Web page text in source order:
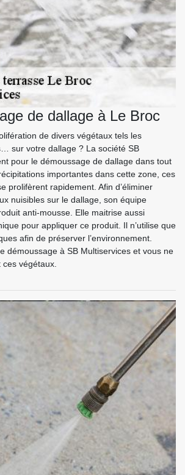
de dallage à Le Broc
de divers végétaux tels les
sur votre dallage ? La société SB
pour le démoussage de dallage dans tout
importantes dans cette zone, ces
prolifèrent rapidement. Afin d’éliminer
nuisibles sur le dallage, son équipe
anti-mousse. Elle maitrise aussi
pour appliquer ce produit. Il n’utilise que
afin de préserver l’environnement.
démoussage à SB Multiservices et vous ne
végétaux.